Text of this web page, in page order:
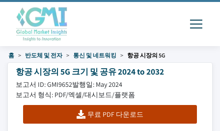
홈 반도체 및 전자 통신 및 네트워킹 항공 시장의 5G
항공 시장의 5G 크기 및 공유 2024 to 2032
보고서 ID: GMI9652발행일: May 2024
보고서 형식: PDF/엑셀/대시보드/플랫폼
무료 PDF 다운로드